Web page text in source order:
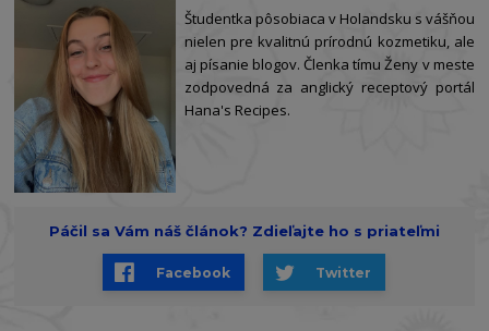
Študentka pôsobiaca v Holandsku s vášňou
nielen pre kvalitnú prírodnú kozmetiku, ale
aj písanie blogov. Členka tímu Ženy v meste
zodpovedná za anglický receptový portál
Hana's Recipes.
Páčil sa Vám náš článok? Zdieľajte ho s priateľmi
Facebook Twitter